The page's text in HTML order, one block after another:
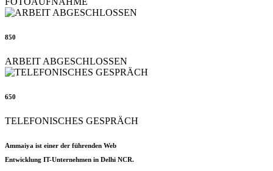
850
ARBEIT ABGESCHLOSSEN
650
TELEFONISCHES GESPRÄCH
Ammaiya ist einer der führenden Web
Entwicklung IT-Unternehmen in Delhi NCR.